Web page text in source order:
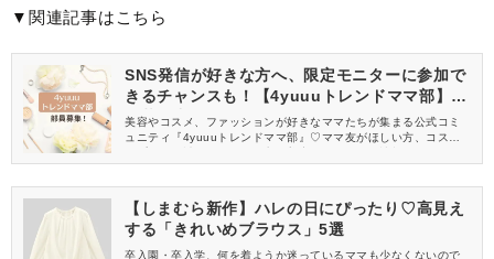
▼関連記事はこちら
SNS発信が好きな方へ、限定モニターに参加で
きるチャンスも！【4yuuuトレンドママ部】部
員募集中
美容やコスメ、ファッションが好きなママたちが集まる公式コミ
ュニティ『4yuuuトレンドママ部』♡ママ友がほしい方、コスメサ
信してくれる方を募集しています！
【しまむら新作】ハレの日にぴったり♡高見え
する「きれいめブラウス」5選
卒入園・卒入学、何を着ようか迷っているママも少なくないので